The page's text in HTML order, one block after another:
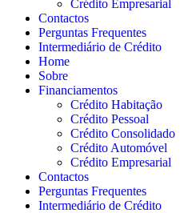
Crédito Empresarial
Contactos
Perguntas Frequentes
Intermediário de Crédito
Home
Sobre
Financiamentos
Crédito Habitação
Crédito Pessoal
Crédito Consolidado
Crédito Automóvel
Crédito Empresarial
Contactos
Perguntas Frequentes
Intermediário de Crédito